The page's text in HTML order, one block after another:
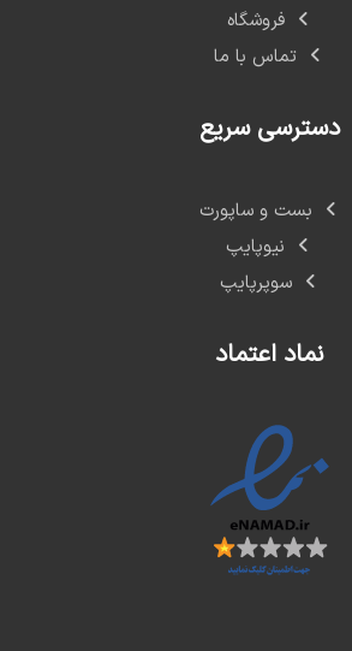
فروشگاه
تماس با ما
دسترسی سریع
بست و ساپورت
نیوپایپ
سوپرپایپ
نماد اعتماد